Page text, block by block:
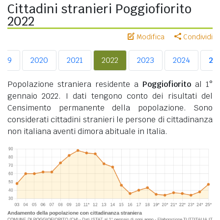
Cittadini stranieri Poggiofiorito
2022
Modifica Condividi
2020 2021 2022 2023 2024
Popolazione straniera residente a Poggiofiorito al 1°
gennaio 2022. I dati tengono conto dei risultati del
Censimento permanente della popolazione. Sono
considerati cittadini stranieri le persone di cittadinanza
non italiana aventi dimora abituale in Italia.